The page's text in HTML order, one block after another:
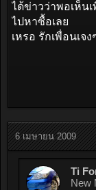
ได้ข่าวว่าพอเห็น
ไปหาซื้อเลย
เหรอ รักเพื่อนเจ
6 เมษายน 2009
Ti
New